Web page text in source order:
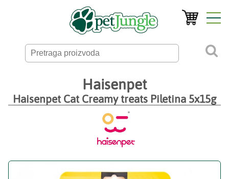
Haisenpet
Haisenpet Cat Creamy treats Piletina 5x15g